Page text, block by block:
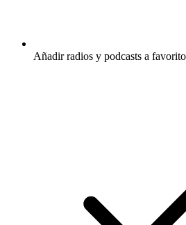
Añadir radios y podcasts a